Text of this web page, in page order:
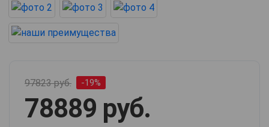
97823 руб. -19%
78889 руб.